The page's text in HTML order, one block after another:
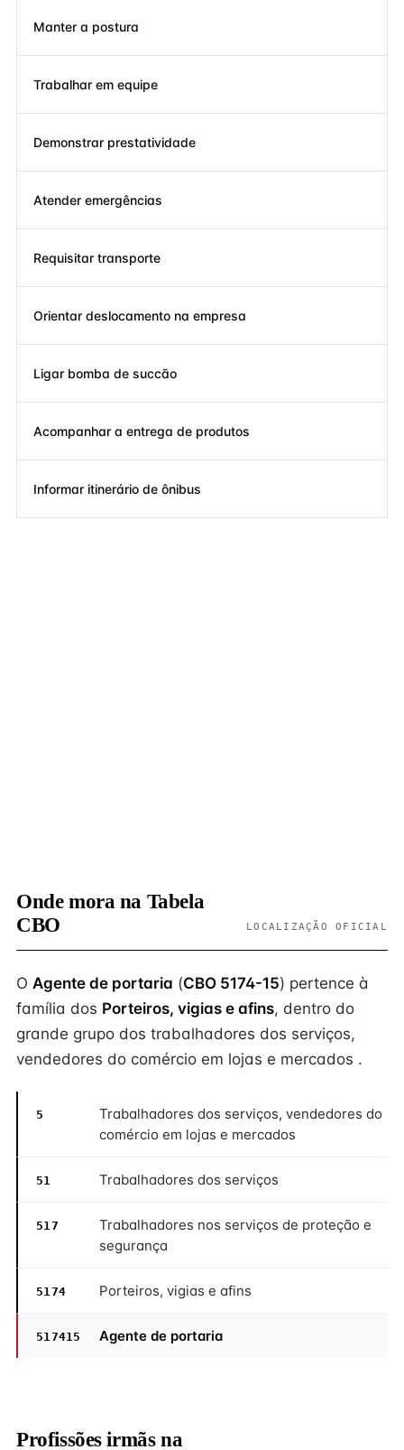
Manter a postura
Trabalhar em equipe
Demonstrar prestatividade
Atender emergências
Requisitar transporte
Orientar deslocamento na empresa
Ligar bomba de succão
Acompanhar a entrega de produtos
Informar itinerário de ônibus
Onde mora na Tabela
CBO
LOCALIZAÇÃO OFICIAL
O Agente de portaria (CBO 5174-15) pertence à
família dos Porteiros, vigias e afins, dentro do
grande grupo dos trabalhadores dos serviços,
vendedores do comércio em lojas e mercados .
5
Trabalhadores dos serviços, vendedores do
comércio em lojas e mercados
51 Trabalhadores dos serviços
517
Trabalhadores nos serviços de proteção e
segurança
5174 Porteiros, vigias e afins
517415 Agente de portaria
Profissões irmãs na